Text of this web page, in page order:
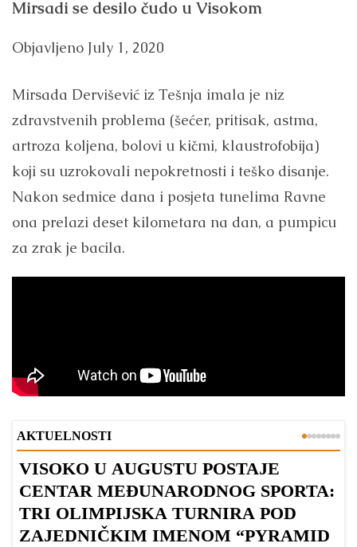
Mirsadi se desilo čudo u Visokom
Objavljeno July 1, 2020
Mirsada Dervišević iz Tešnja imala je niz
zdravstvenih problema (šećer, pritisak, astma,
artroza koljena, bolovi u kičmi, klaustrofobija)
koji su uzrokovali nepokretnosti i teško disanje.
Nakon sedmice dana i posjeta tunelima Ravne
ona prelazi deset kilometara na dan, a pumpicu
za zrak je bacila.
AKTUELNOSTI
VISOKO U AUGUSTU POSTAJE
CENTAR MEĐUNARODNOG SPORTA:
TRI OLIMPIJSKA TURNIRA POD
ZAJEDNIČKIM IMENOM “PYRAMID